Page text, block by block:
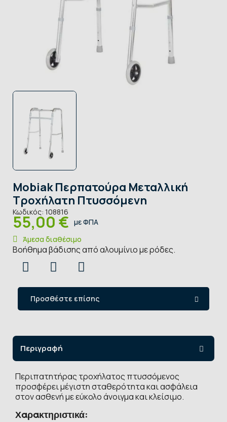
Mobiak Περπατούρα Μεταλλική
Τροχήλατη Πτυσσόμενη
Κωδικός: 108816
55,00 € με ΦΠΑ
Άμεσα διαθέσιμο
Βοήθημα βάδισης από αλουμίνιο με ρόδες.
Προσθέστε επίσης
Περιγραφή
Περιπατητήρας τροχήλατος πτυσσόμενος
προσφέρει μέγιστη σταθερότητα και ασφάλεια
στον ασθενή με εύκολο άνοιγμα και κλείσιμο.
Χαρακτηριστικά: